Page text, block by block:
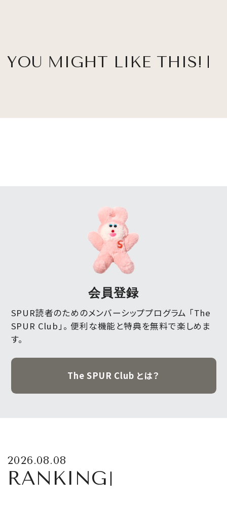
YOU MIGHT LIKE THIS!
会員登録
SPUR読者のためのメンバーシッププログラム 「The
SPUR Club」。 便利な機能と特典を無料で楽しめま
す。
The SPUR Club とは？
2026.08.08
RANKING